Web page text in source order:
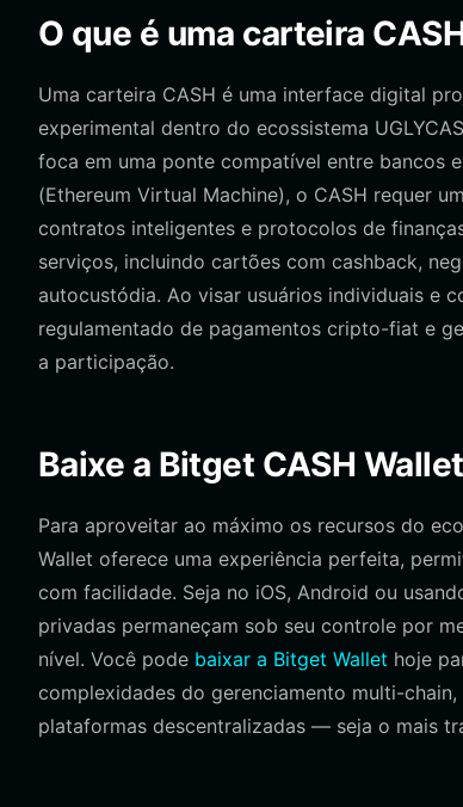
O que é uma carteira
Uma carteira CASH é uma interface digital
experimental dentro do ecossistema
foca em uma ponte compatível entre bancos
(Ethereum Virtual Machine), o CASH requer
contratos inteligentes e protocolos de
serviços, incluindo cartões com cashback,
autocustódia. Ao visar usuários individuais e
regulamentado de pagamentos cripto-fiat e
a participação.
Baixe a Bitget CASH Wallet
Para aproveitar ao máximo os recursos do
Wallet oferece uma experiência perfeita,
com facilidade. Seja no iOS, Android ou
privadas permaneçam sob seu controle por
nível. Você pode baixar a Bitget Wallet hoje
complexidades do gerenciamento multi-
plataformas descentralizadas — seja o mais